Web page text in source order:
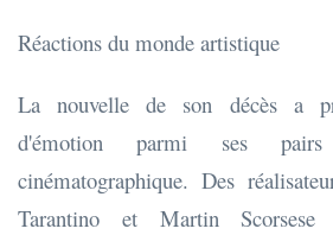
Réactions du monde artistique
La nouvelle de son décès a
d'émotion parmi ses
cinématographique. Des
Tarantino et Martin